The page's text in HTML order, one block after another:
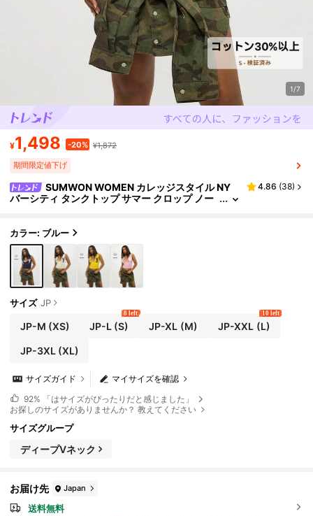
1/7
¥1,498 -20% ¥1,872
期間限定値下げ
SUMWON WOMEN カレッジスタイル NY
バーシティ タンクトップ サマー クロップ ノー
4.86 (38)
カラー: ブルー
サイズ JP
JP-M (XS) JP-L (S)
8 left
JP-XL (M) JP-XXL (L)
10 left
JP-3XL(XL)
マイサイズを確認
サイズガイド
92% 「はサイズがぴったりだと感じました」
お探しのサイズがありませんか？ 教えてください
サイズグループ
ディープVネック
お届け先 Japan
送料無料